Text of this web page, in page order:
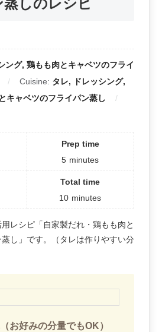
蒸しのレシピ
ング, 鶏もも肉とキャベツのフライ
Cuisine: タレ, ドレッシング,
キャベツのフライパン蒸し
Prep time
5 minutes
Total time
10 minutes
レシピ「自家製だれ・鶏もも肉と
し」です。（タレは作りやすい分
お好みの分量でもOK）